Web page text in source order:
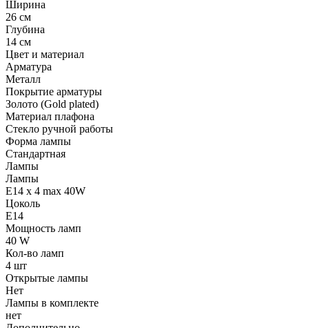
Ширина
26 см
Глубина
14 см
Цвет и материал
Арматура
Металл
Покрытие арматуры
Золото (Gold plated)
Материал плафона
Стекло ручной работы
Форма лампы
Стандартная
Лампы
Лампы
E14 x 4 max 40W
Цоколь
E14
Мощность ламп
40 W
Кол-во ламп
4 шт
Открытые лампы
Нет
Лампы в комплекте
нет